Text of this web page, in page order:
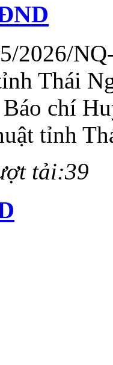
2026/
Thái
chí
tỉnh
tải:39